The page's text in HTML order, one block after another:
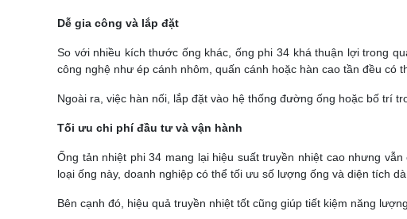
Dễ gia công và lắp đặt
So với nhiều kích thước ống khác, ống phi 34 khá thuận lợi trong
công nghệ như ép cánh nhôm, quấn cánh hoặc hàn cao tần đều có
Ngoài ra, việc hàn nối, lắp đặt vào hệ thống đường ống hoặc bố trí
Tối ưu chi phí đầu tư và vận hành
Ống tản nhiệt phi 34 mang lại hiệu suất truyền nhiệt cao nhưng
loại ống này, doanh nghiệp có thể tối ưu số lượng ống và diện tích
Bên cạnh đó, hiệu quả truyền nhiệt tốt cũng giúp tiết kiệm năng